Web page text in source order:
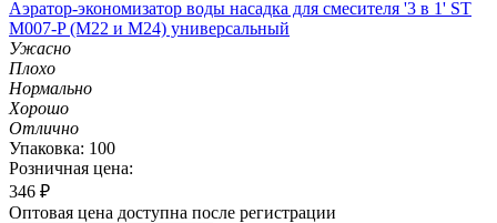
Аэратор-экономизатор воды насадка для смесителя '3 в 1' ST
M007-P (М22 и M24) универсальный
Ужасно
Плохо
Нормально
Хорошо
Отлично
Упаковка: 100
Розничная цена:
346 ₽
Оптовая цена доступна после регистрации